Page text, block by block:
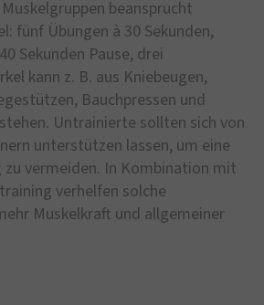
beansprucht
fünf Übungen à 30 Sekunden,
Sekunden Pause, drei
kann z. B. aus Kniebeugen,
Bauchpressen und
Untrainierte sollten sich von
unterstützen lassen, um eine
zu vermeiden. In Kombination mit
verhelfen solche
Muskelkraft und allgemeiner